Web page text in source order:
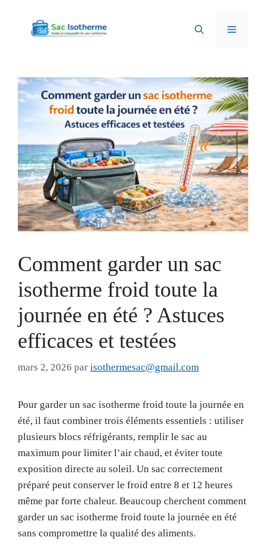
contenu
Menu
Comment garder un sac
isotherme froid toute la
journée en été ? Astuces
efficaces et testées
mars 2, 2026 par isothermesac@gmail.com
Pour garder un sac isotherme froid toute la journée en
été, il faut combiner trois éléments essentiels : utiliser
plusieurs blocs réfrigérants, remplir le sac au
maximum pour limiter l’air chaud, et éviter toute
exposition directe au soleil. Un sac correctement
préparé peut conserver le froid entre 8 et 12 heures
même par forte chaleur. Beaucoup cherchent comment
garder un sac isotherme froid toute la journée en été
sans compromettre la qualité des aliments.